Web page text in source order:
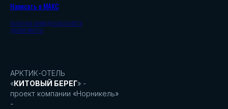
Написать в МАКС
ПОЛИТИКА КОНФИДЕНЦИАЛЬНОСТИ
ДОГОВОР ОФЕРТЫ
АРКТИК-ОТЕЛЬ
«КИТОВЫЙ БЕРЕГ» -
проект компании «Норникель»
-